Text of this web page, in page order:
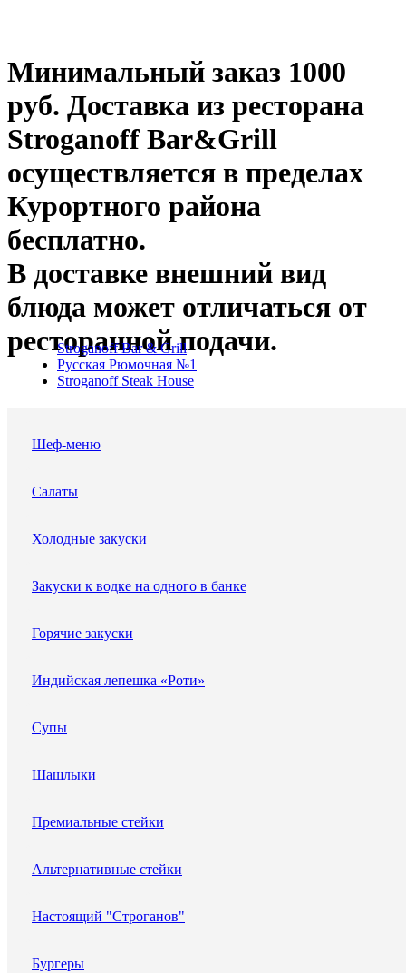
Минимальный заказ 1000
руб. Доставка из ресторана
Stroganoff Bar&Grill
осуществляется в пределах
Курортного района
бесплатно.
В доставке внешний вид
блюда может отличаться от
ресторанной подачи.
Stroganoff Bar & Grill
Русская Рюмочная №1
Stroganoff Steak House
Шеф-меню
Салаты
Холодные закуски
Закуски к водке на одного в банке
Горячие закуски
Индийская лепешка «Роти»
Супы
Шашлыки
Премиальные стейки
Альтернативные стейки
Настоящий "Строганов"
Бургеры